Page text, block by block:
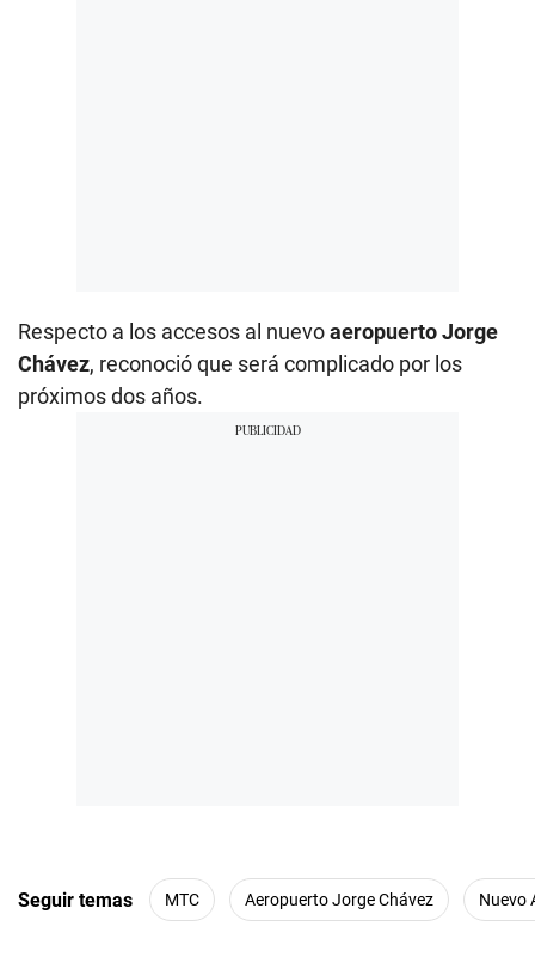
Respecto a los accesos al nuevoaeropuerto Jorge
Chávez, reconoció que será complicado por los
próximos dos años.
Seguir temas MTC Aeropuerto Jorge Chávez Nuevo